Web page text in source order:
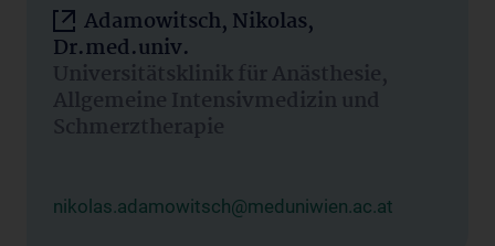
Adamowitsch, Nikolas,
Dr.med.univ.
Universitätsklinik für Anästhesie,
Allgemeine Intensivmedizin und
Schmerztherapie
nikolas.adamowitsch@meduniwien.ac.at